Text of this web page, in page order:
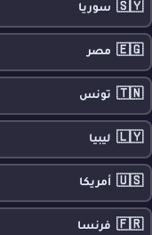
🇸🇾 سوريا
🇪🇬 مصر
🇹🇳 تونس
🇱🇾 ليبيا
🇺🇸 أمريكا
🇫🇷 فرنسا